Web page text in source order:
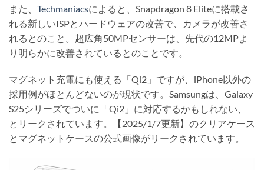
また、 Techmaniacsによると、Snapdragon 8 Eliteに搭載さ
れる新しいISPとハードウェアの改善で、カメラが改善さ
れるとのこと。超広角50MPセンサーは、先代の12MPよ
り明らかに改善されているとのことです。
マグネット充電にも使える「Qi2」ですが、iPhone以外の
採用例がほとんどないのが現状です。Samsungは、Galaxy
S25シリーズでついに「Qi2」に対応するかもしれない、
とリークされています。【2025/1/7更新】のクリアケース
とマグネットケースの公式画像がリークされています。